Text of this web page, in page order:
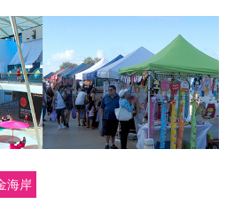
能打到，除非是在熱門旅遊景點和
可在網上或者電話進行預定，預定
預定電話：131008。搭乘
會有不同程度的優惠。
海岸